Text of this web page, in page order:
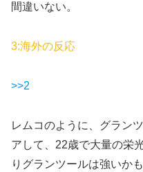
間違いない。
3:海外の反応
>>2
レムコのように、グラン
アして、22歳で大量の栄
りグランツールは強いか